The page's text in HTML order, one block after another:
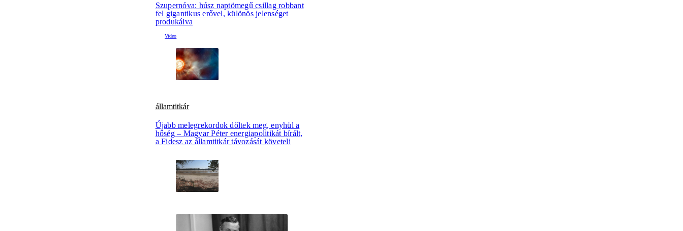
Szupernóva: húsz naptömegű csillag robbant
fel gigantikus erővel, különös jelenséget
produkálva
államtitkár
Újabb melegrekordok dőltek meg, enyhül a
hőség – Magyar Péter energiapolitikát bírált,
a Fidesz az államtitkár távozását követeli